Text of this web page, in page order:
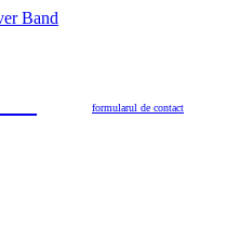
formularul de contact